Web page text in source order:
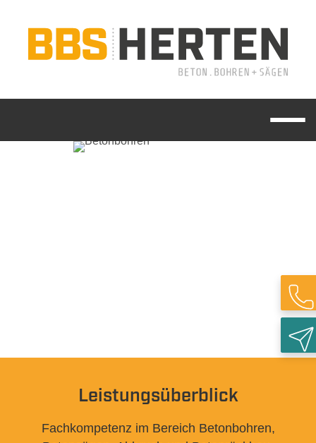
Leistungsüberblick
Fachkompetenz im Bereich Betonbohren,